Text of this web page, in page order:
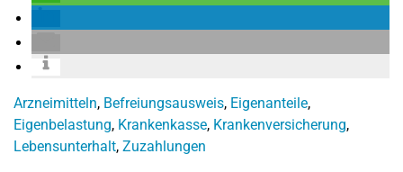
Arzneimitteln, Befreiungsausweis, Eigenanteile,
Eigenbelastung, Krankenkasse, Krankenversicherung,
Lebensunterhalt, Zuzahlungen